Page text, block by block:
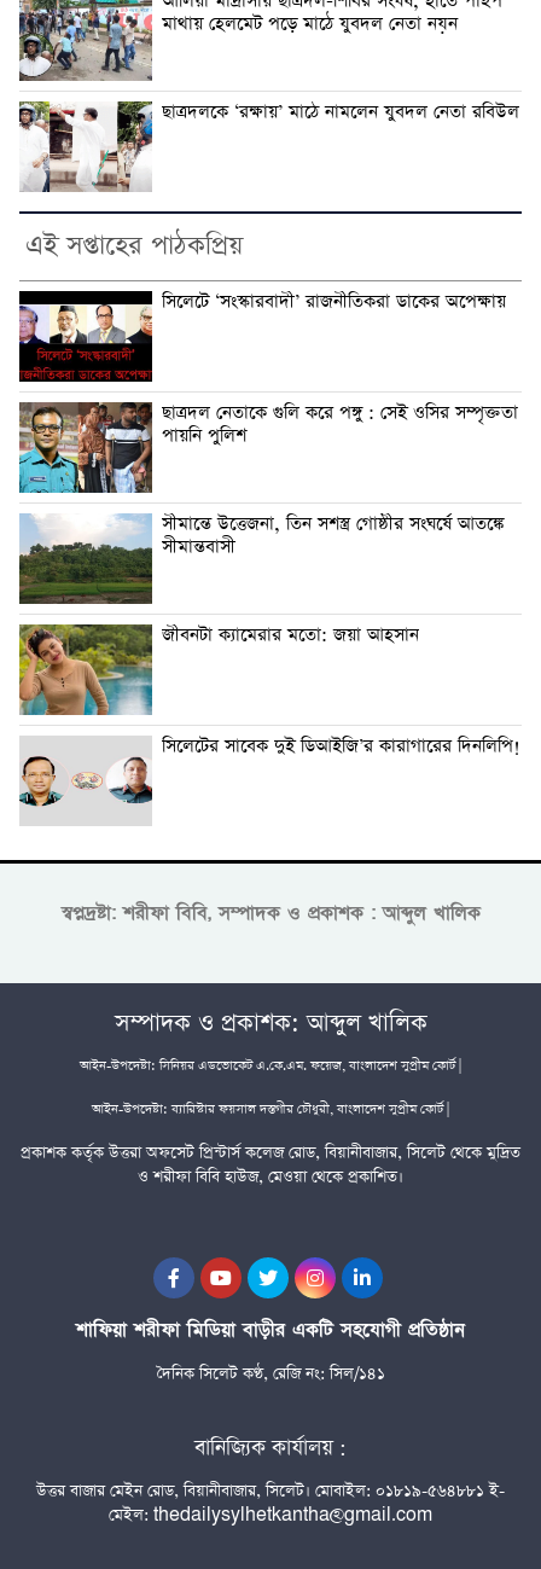
মাথায় হেলমেট পড়ে মাঠে যুবদল নেতা নয়ন
ছাত্রদলকে ‘রক্ষায়’ মাঠে নামলেন যুবদল নেতা রবিউল
এই সপ্তাহের পাঠকপ্রিয়
সিলেটে ‘সংস্কারবাদী’ রাজনীতিকরা ডাকের অপেক্ষায়
ছাত্রদল নেতাকে গুলি করে পঙ্গু : সেই ওসির সম্পৃক্ততা
পায়নি পুলিশ
সীমান্তে উত্তেজনা, তিন সশস্ত্র গোষ্ঠীর সংঘর্ষে আতঙ্কে
সীমান্তবাসী
জীবনটা ক্যামেরার মতো: জয়া আহসান
সিলেটের সাবেক দুই ডিআইজি’র কারাগারের দিনলিপি!
স্বপ্নদ্রষ্টা: শরীফা বিবি, সম্পাদক ও প্রকাশক : আব্দুল খালিক
সম্পাদক ও প্রকাশক: আব্দুল খালিক
আইন-উপদেষ্টা: সিনিয়র এডভোকেট এ.কে.এম. ফয়েজ, বাংলাদেশ সুপ্রীম কোর্ট |
আইন-উপদেষ্টা: ব্যারিস্টার ফয়সাল দস্তগীর চৌধুরী, বাংলাদেশ সুপ্রীম কোর্ট |
প্রকাশক কর্তৃক উত্তরা অফসেট প্রিন্টার্স কলেজ রোড, বিয়ানীবাজার, সিলেট থেকে মুদ্রিত
ও শরীফা বিবি হাউজ, মেওয়া থেকে প্রকাশিত।
শাফিয়া শরীফা মিডিয়া বাড়ীর একটি সহযোগী প্রতিষ্ঠান
দৈনিক সিলেট কণ্ঠ, রেজি নং: সিল/১৪১
বানিজ্যিক কার্যালয় :
উত্তর বাজার মেইন রোড, বিয়ানীবাজার, সিলেট। মোবাইল: ০১৮১৯-৫৬৪৮৮১ ই-
মেইল: thedailysylhetkantha@gmail.com